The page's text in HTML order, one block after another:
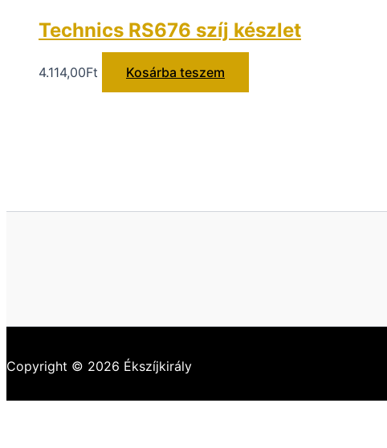
Technics RS676 szíj készlet
4.114,00Ft Kosárba teszem
Copyright © 2026 Ékszíjkirály